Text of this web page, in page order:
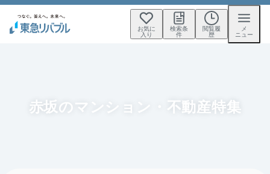
お気に
入り
検索条
件
閲覧履
歴
メ
ニュー
赤坂のマンション・不動産特集